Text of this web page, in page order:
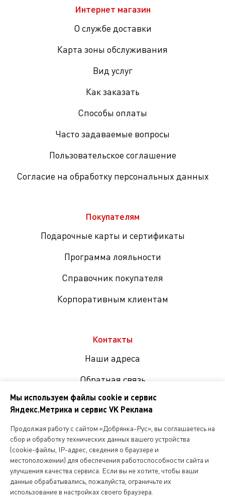
Интернет магазин
О службе доставки
Карта зоны обслуживания
Вид услуг
Как заказать
Способы оплаты
Часто задаваемые вопросы
Пользовательское соглашение
Согласие на обработку персональных данных
Покупателям
Подарочные карты и сертификаты
Программа лояльности
Справочник покупателя
Корпоративным клиентам
Контакты
Наши адреса
Обратная связь
соцсетях
Копирование и любое другое использование информации,
размещенной на сайте Dobryanka-rus.ru
допускается исключительно с письменного разрешения ООО
«Русская поварня»
Мы используем файлы cookie и сервис
Яндекс.Метрика и сервис VK Реклама
Продолжая работу с сайтом «Добрянка-Рус», вы соглашаетесь на
сбор и обработку технических данных вашего устройства
(cookie-файлы, IP-адрес, сведения о браузере и
местоположении) для обеспечения работоспособности сайта и
улучшения качества сервиса. Если вы не хотите, чтобы ваши
данные обрабатывались, пожалуйста, ограничьте их
использование в настройках своего браузера.